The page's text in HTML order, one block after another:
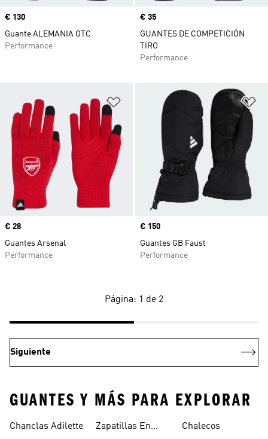
Precio
€ 130
Guante ALEMANIA OTC
Performance
Precio
€ 35
GUANTES DE COMPETICIÓN
TIRO
Performance
Añadir a la lista de deseos
Precio
€ 28
Guantes Arsenal
Performance
Precio
€ 150
Guantes GB Faust
Performance
Página: 1 de 2
Siguiente
GUANTES Y MÁS PARA EXPLORAR
Chanclas Adilette
Zapatillas En
Chalecos